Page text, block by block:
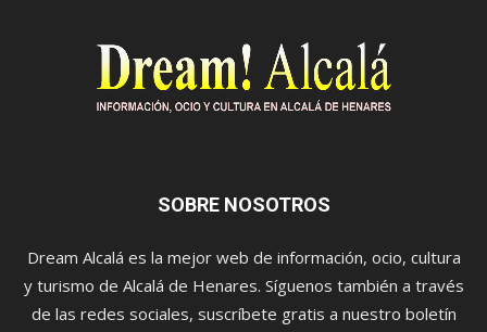
SOBRE NOSOTROS
Dream Alcalá es la mejor web de información, ocio, cultura
y turismo de Alcalá de Henares. Síguenos también a través
de las redes sociales, suscríbete gratis a nuestro boletín